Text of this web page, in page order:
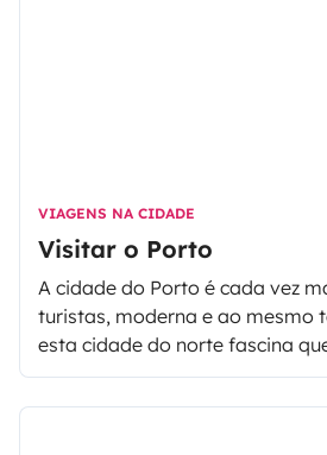
VIAGENS NA CIDADE
Visitar o Porto
A cidade do Porto é cada vez
turistas, moderna e ao mesmo
esta cidade do norte fascina
Porto é a segunda cidade mais
Portugal e também é quem